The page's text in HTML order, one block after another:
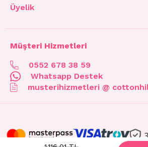
Üyelik
Müşteri Hizmetleri
0552 678 38 59
Whatsapp Destek
musterihizmetleri @